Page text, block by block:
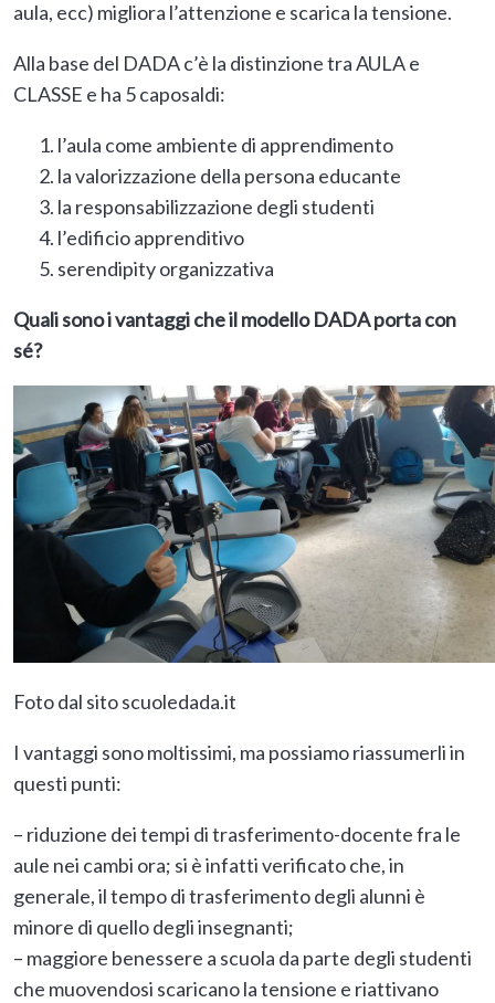
aula, ecc) migliora l’attenzione e scarica la tensione.
Alla base del DADA c’è la distinzione tra AULA e
CLASSE e ha 5 caposaldi:
l’aula come ambiente di apprendimento
la valorizzazione della persona educante
la responsabilizzazione degli studenti
l’edificio apprenditivo
serendipity organizzativa
Quali sono i vantaggi che il modello DADA porta con
sé?
Foto dal sito scuoledada.it
I vantaggi sono moltissimi, ma possiamo riassumerli in
questi punti:
– riduzione dei tempi di trasferimento-docente fra le
aule nei cambi ora; si è infatti verificato che, in
generale, il tempo di trasferimento degli alunni è
minore di quello degli insegnanti;
– maggiore benessere a scuola da parte degli studenti
che muovendosi scaricano la tensione e riattivano